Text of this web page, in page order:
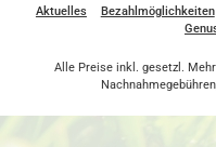
Aktuelles Bezahlmöglichkeiten
Alle Preise inkl. gesetzl.